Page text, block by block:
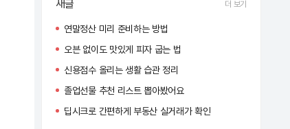
새글 더 보기
연말정산 미리 준비하는 방법
오븐 없이도 맛있게 피자 굽는 법
신용점수 올리는 생활 습관 정리
졸업선물 추천 리스트 뽑아봤어요
딥시크로 간편하게 부동산 실거래가 확인